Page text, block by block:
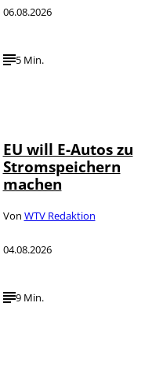
06.08.2026
5 Min.
EU will E-Autos zu
Stromspeichern
machen
Von WTV Redaktion
04.08.2026
9 Min.